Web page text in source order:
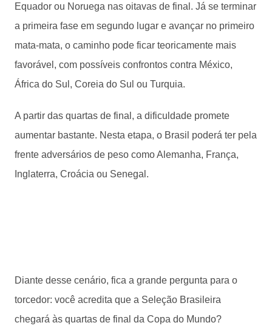
Equador ou Noruega nas oitavas de final. Já se terminar
a primeira fase em segundo lugar e avançar no primeiro
mata-mata, o caminho pode ficar teoricamente mais
favorável, com possíveis confrontos contra México,
África do Sul, Coreia do Sul ou Turquia.
A partir das quartas de final, a dificuldade promete
aumentar bastante. Nesta etapa, o Brasil poderá ter pela
frente adversários de peso como Alemanha, França,
Inglaterra, Croácia ou Senegal.
Diante desse cenário, fica a grande pergunta para o
torcedor: você acredita que a Seleção Brasileira
chegará às quartas de final da Copa do Mundo?